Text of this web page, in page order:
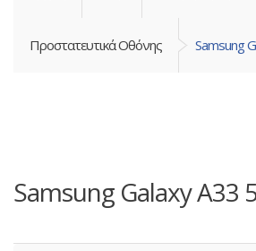
Προστατευτικά Οθόνης Samsung
Samsung Galaxy A33